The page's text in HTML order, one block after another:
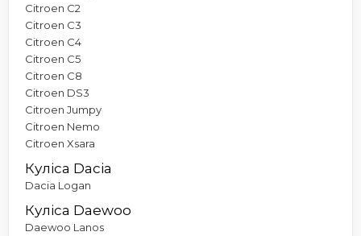
Citroen C2
Citroen C3
Citroen C4
Citroen C5
Citroen C8
Citroen DS3
Citroen Jumpy
Citroen Nemo
Citroen Xsara
Куліса Dacia
Dacia Logan
Куліса Daewoo
Daewoo Lanos